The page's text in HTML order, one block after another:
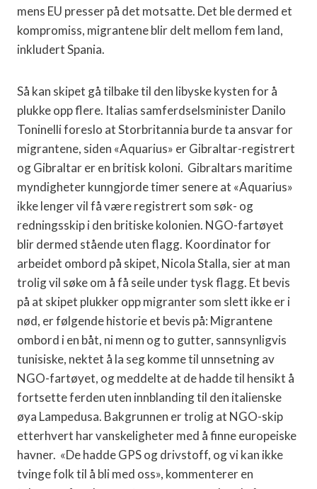
mens EU presser på det motsatte. Det ble dermed et
kompromiss, migrantene blir delt mellom fem land,
inkludert Spania.
Så kan skipet gå tilbake til den libyske kysten for å
plukke opp flere. Italias samferdselsminister Danilo
Toninelli foreslo at Storbritannia burde ta ansvar for
migrantene, siden «Aquarius» er Gibraltar-registrert
og Gibraltar er en britisk koloni. Gibraltars maritime
myndigheter kunngjorde timer senere at «Aquarius»
ikke lenger vil få være registrert som søk- og
redningsskip i den britiske kolonien. NGO-fartøyet
blir dermed stående uten flagg. Koordinator for
arbeidet ombord på skipet, Nicola Stalla, sier at man
trolig vil søke om å få seile under tysk flagg. Et bevis
på at skipet plukker opp migranter som slett ikke er i
nød, er følgende historie et bevis på: Migrantene
ombord i en båt, ni menn og to gutter, sannsynligvis
tunisiske, nektet å la seg komme til unnsetning av
NGO-fartøyet, og meddelte at de hadde til hensikt å
fortsette ferden uten innblanding til den italienske
øya Lampedusa. Bakgrunnen er trolig at NGO-skip
etterhvert har vanskeligheter med å finne europeiske
havner. «De hadde GPS og drivstoff, og vi kan ikke
tvinge folk til å bli med oss», kommenterer en